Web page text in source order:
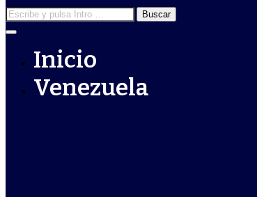
Inicio
Venezuela